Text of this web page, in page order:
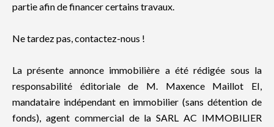
partie afin de financer certains travaux.
Ne tardez pas, contactez-nous !
La présente annonce immobilière a été rédigée sous la
responsabilité éditoriale de M. Maxence Maillot EI,
mandataire indépendant en immobilier (sans détention de
fonds), agent commercial de la SARL AC IMMOBILIER